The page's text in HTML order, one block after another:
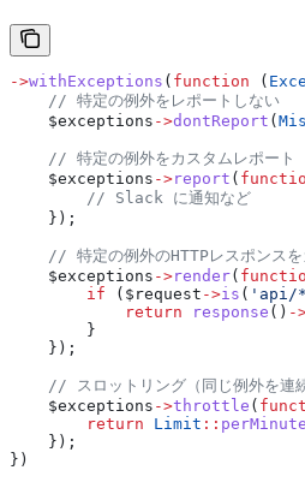
->withExceptions ( function (
    // 特定の例外をレポートしない
    $exceptions
->dontReport (
    // 特定の例外をカスタムレポート
    $exceptions
->report (
        // Slack に通知など
    });
// 特定の例外のHTTPレスポンスを
    $exceptions
->render(
        if
( $request ->is ( 'api/
            return
response () -
        }
    });
// スロットリング（同じ例外を連
    $exceptions
->throttle (
        return
Limit :: perMinute
    });
})